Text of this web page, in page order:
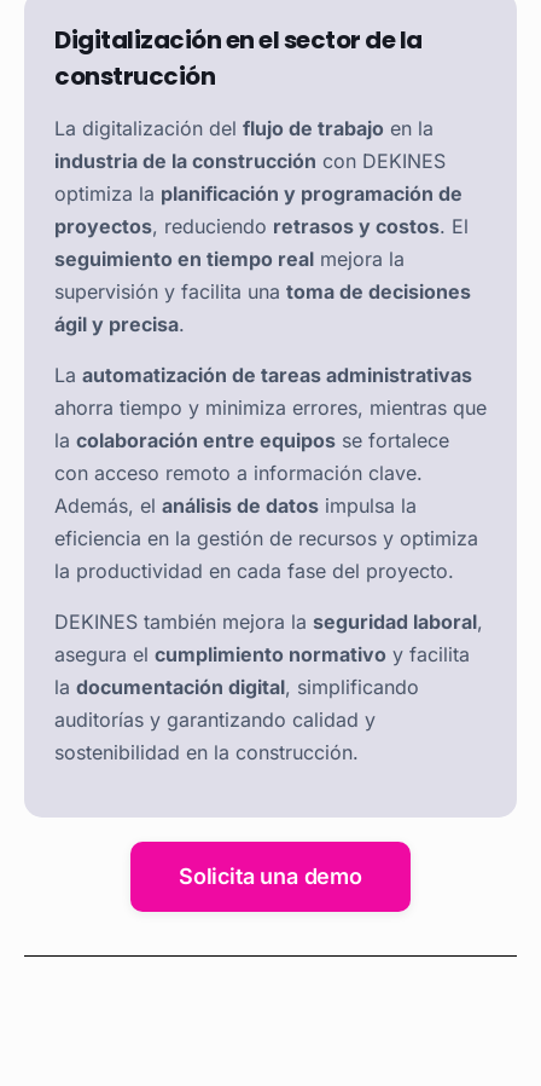
Digitalización en el sector de la
construcción
La digitalización del flujo de trabajo en la
industria de la construcción con DEKINES
optimiza la planificación y programación de
proyectos, reduciendo retrasos y costos. El
seguimiento en tiempo real mejora la
supervisión y facilita una toma de decisiones
ágil y precisa.
La automatización de tareas administrativas
ahorra tiempo y minimiza errores, mientras que
la colaboración entre equipos se fortalece
con acceso remoto a información clave.
Además, el análisis de datos impulsa la
eficiencia en la gestión de recursos y optimiza
la productividad en cada fase del proyecto.
DEKINES también mejora la seguridad laboral,
asegura el cumplimiento normativo y facilita
la documentación digital, simplificando
auditorías y garantizando calidad y
sostenibilidad en la construcción.
Solicita una demo